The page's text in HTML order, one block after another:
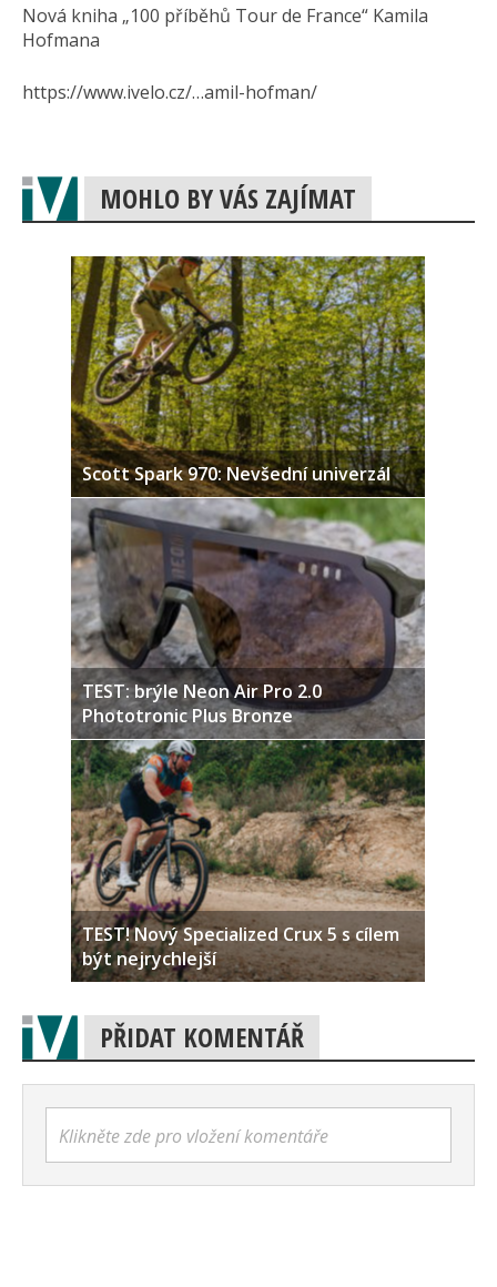
Nová kniha „100 příběhů Tour de France“ Kamila
Hofmana
https://www.ivelo.cz/…amil-hofman/
MOHLO BY VÁS ZAJÍMAT
Scott Spark 970: Nevšední univerzál
TEST: brýle Neon Air Pro 2.0
Phototronic Plus Bronze
TEST! Nový Specialized Crux 5 s cílem
být nejrychlejší
PŘIDAT KOMENTÁŘ
Klikněte zde pro vložení komentáře